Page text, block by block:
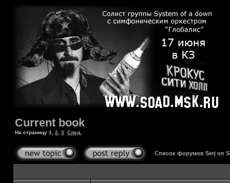
Current book
На страницу 1 2 3 След.
Список форумов Serj on